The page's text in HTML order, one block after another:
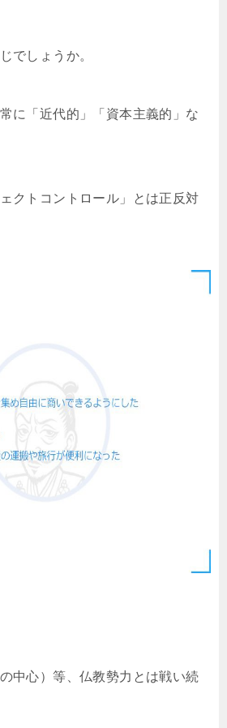
でしょうか。
に「近代的」「資本主義的」な
クトコントロール」とは正反対
中心）等、仏教勢力とは戦い続